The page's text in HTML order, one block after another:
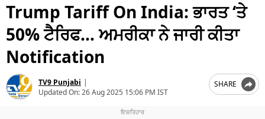
ਕਰਿਅਰ
ਮਨੋਰੰਜਨ
ਦੇਸ਼
ਲਾਈਫ ਸਟਾਈਲ
Trump Tariff On India: ਭਾਰਤ ‘ਤੇ
50% ਟੈਰਿਫ… ਅਮਰੀਕਾ ਨੇ ਜਾਰੀ ਕੀਤਾ
Notification
TV9 Punjabi |
Updated On:26 Aug 2025 15:06 PM IST
SHARE